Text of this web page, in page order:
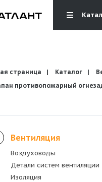
страница Каталог
противопожарный
Вентиляция
Воздуховоды
Детали систем вентиляции
Изоляция